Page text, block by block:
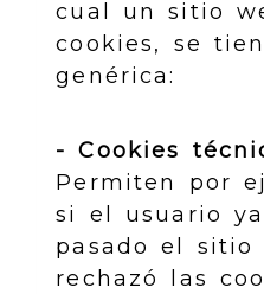
cual un sitio
cookies, se
genérica:
- Cookies
Permiten por
si el usuario
pasado el sitio
rechazó las